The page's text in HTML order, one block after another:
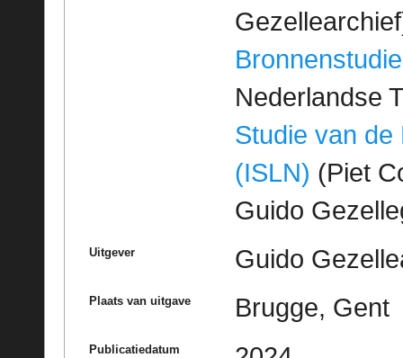
Bronnenstudie
Nederlandse
Studie van de
(ISLN) (Piet
Guido
Uitgever Guido
Plaats van uitgave Brugge, Gent
Publicatiedatum